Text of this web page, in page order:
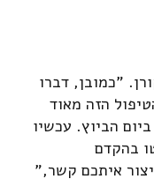
"כמובן, דברו
הזה מאוד
הביוץ. עכשיו
בהקדם
איתכם קשר,"